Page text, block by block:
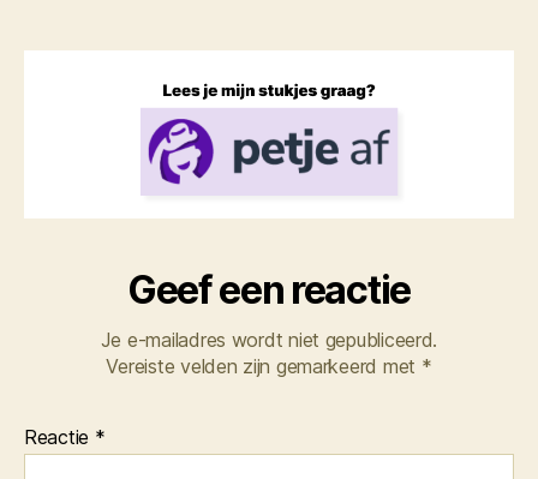
Geef een reactie
Je e-mailadres wordt niet gepubliceerd.
Vereiste velden zijn gemarkeerd met *
Reactie *